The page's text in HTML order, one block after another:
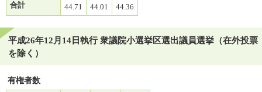
合計
44.71 44.01 44.36
平成26年12月14日執行 衆議院小選挙区選出議員選挙（在外投票
を除く）
有権者数